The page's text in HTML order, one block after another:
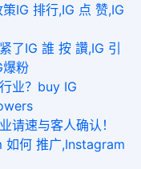
IG 排行,IG 点 赞,IG
了IG 誰 按 讚,IG 引
爆粉
业？buy IG
请速与客人确认！
何 推广,Instagram